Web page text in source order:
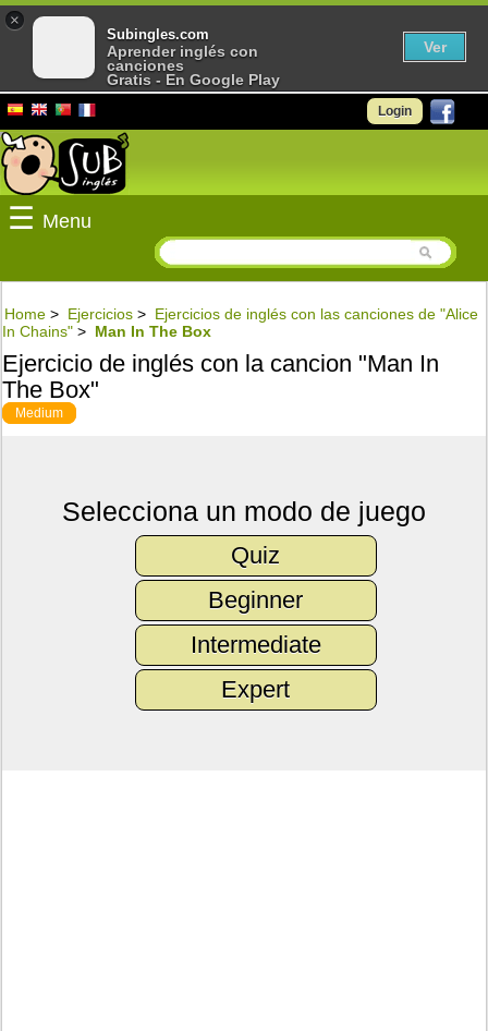
Login
☰ Menu
Home > Ejercicios > Ejercicios de inglés con las canciones de "Alice
In Chains" > Man In The Box
Ejercicio de inglés con la cancion "Man In
The Box"
Medium
Selecciona un modo de juego
Quiz
Beginner
Intermediate
Expert
×
Subingles.com
Aprender inglés con
canciones
Gratis - En Google Play
Ver